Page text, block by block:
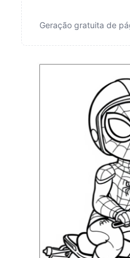
Geração gratuita de